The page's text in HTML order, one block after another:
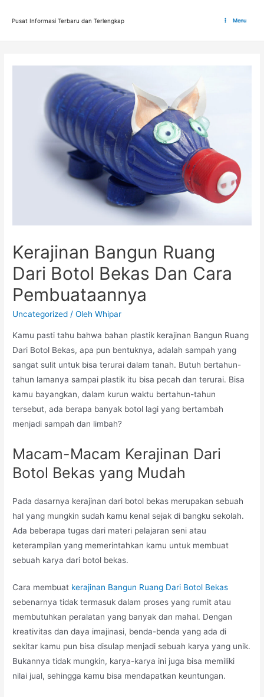
Pusat Informasi Terbaru dan Terlengkap Menu
Kerajinan Bangun Ruang
Dari Botol Bekas Dan Cara
Pembuataannya
Uncategorized / OlehWhipar
Kamu pasti tahu bahwa bahan plastik kerajinan Bangun Ruang
Dari Botol Bekas, apa pun bentuknya, adalah sampah yang
sangat sulit untuk bisa terurai dalam tanah. Butuh bertahun-
tahun lamanya sampai plastik itu bisa pecah dan terurai. Bisa
kamu bayangkan, dalam kurun waktu bertahun-tahun
tersebut, ada berapa banyak botol lagi yang bertambah
menjadi sampah dan limbah?
Macam-Macam Kerajinan Dari
Botol Bekas yang Mudah
Pada dasarnya kerajinan dari botol bekas merupakan sebuah
hal yang mungkin sudah kamu kenal sejak di bangku sekolah.
Ada beberapa tugas dari materi pelajaran seni atau
keterampilan yang memerintahkan kamu untuk membuat
sebuah karya dari botol bekas.
Cara membuat kerajinan Bangun Ruang Dari Botol Bekas
sebenarnya tidak termasuk dalam proses yang rumit atau
membutuhkan peralatan yang banyak dan mahal. Dengan
kreativitas dan daya imajinasi, benda-benda yang ada di
sekitar kamu pun bisa disulap menjadi sebuah karya yang unik.
Bukannya tidak mungkin, karya-karya ini juga bisa memiliki
nilai jual, sehingga kamu bisa mendapatkan keuntungan.